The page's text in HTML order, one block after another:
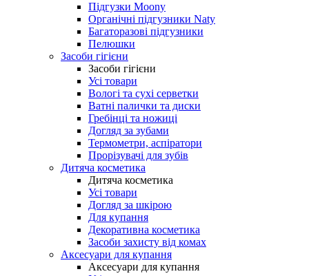
Підгузки Moony
Органічні підгузники Naty
Багаторазові підгузники
Пелюшки
Засоби гігієни
Засоби гігієни
Усі товари
Вологі та сухі серветки
Ватні палички та диски
Гребінці та ножиці
Догляд за зубами
Термометри, аспіратори
Прорізувачі для зубів
Дитяча косметика
Дитяча косметика
Усі товари
Догляд за шкірою
Для купання
Декоративна косметика
Засоби захисту від комах
Аксесуари для купання
Аксесуари для купання